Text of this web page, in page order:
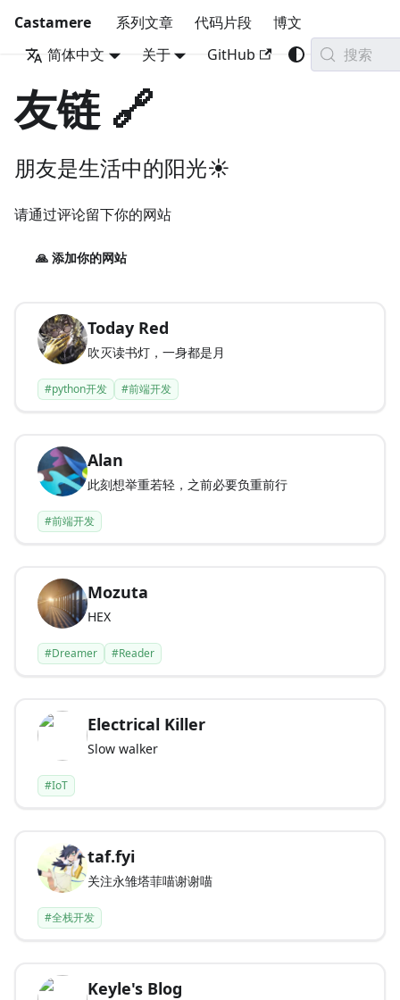
Castamere 系列文章 代码片段
博文
简体中文
关于 GitHub 搜索
友链 🔗
朋友是生活中的阳光☀️
请通过评论留下你的网站
🙏 添加你的网站
Today Red
吹灭读书灯，一身都是月
#python开发 #前端开发
Alan
此刻想举重若轻，之前必要负重前行
#前端开发
Mozuta
HEX
#Dreamer #Reader
Electrical Killer
Slow walker
#IoT
taf.fyi
关注永雏塔菲喵谢谢喵
#全栈开发
Keyle's Blog